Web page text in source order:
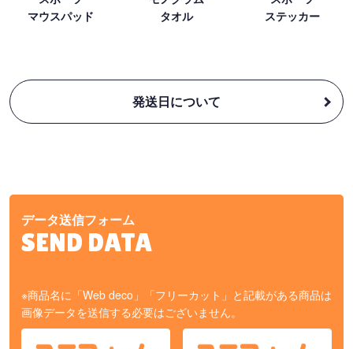
マウスパッド
タオル
ステッカー
発送日について
データ送信フォーム
SEND DATA
※商品名に「Web deco」「フリーカット」と記載がある商品は
画像データを送信する必要はございません。